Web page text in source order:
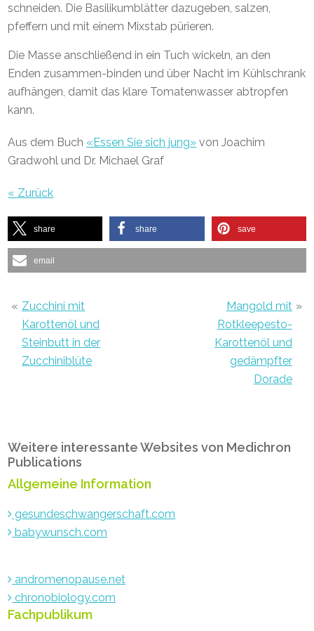
schneiden. Die Basilikumblätter dazugeben, salzen,
pfeffern und mit einem Mixstab pürieren.
Die Masse anschließend in ein Tuch wickeln, an den
Enden zusammen-binden und über Nacht im Kühlschrank
aufhängen, damit das klare Tomatenwasser abtropfen
kann.
Aus dem Buch «Essen Sie sich jung» von Joachim
Gradwohl und Dr. Michael Graf
« Zurück
share share save
email
« Zucchini mit
Karottenöl und
Steinbutt in der
Zucchiniblüte
Mangold mit
Rotkleepesto-
Karottenöl und
gedämpfter
Dorade
»
Sidebar
Weitere interessante Websites von Medichron
Publications
Allgemeine Information
gesundeschwangerschaft.com
babywunsch.com
andromenopause.net
chronobiology.com
Fachpublikum